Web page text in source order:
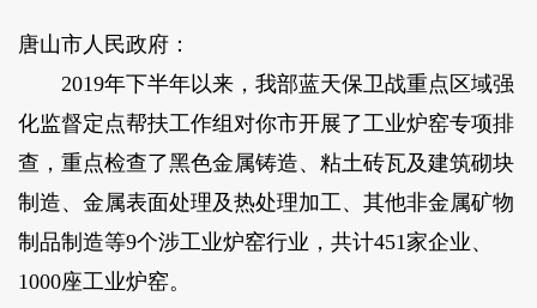
唐山市人民政府：
2019年下半年以来，我部蓝天保卫战重点区域强
化监督定点帮扶工作组对你市开展了工业炉窑专项排
查，重点检查了黑色金属铸造、粘土砖瓦及建筑砌块
制造、金属表面处理及热处理加工、其他非金属矿物
制品制造等9个涉工业炉窑行业，共计451家企业、
1000座工业炉窑。